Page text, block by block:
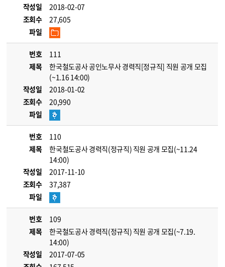
작성일
2018-02-07
조회수
27,605
파일
번호
111
제목
한국철도공사 공인노무사 경력직[정규직] 직원 공개 모집
(~1.16 14:00)
작성일
2018-01-02
조회수
20,990
파일
번호
110
제목
한국철도공사 경력직(정규직) 직원 공개 모집(~11.24
14:00)
작성일
2017-11-10
조회수
37,387
파일
번호
109
제목
한국철도공사 경력직(정규직) 직원 공개 모집(~7.19.
14:00)
작성일
2017-07-05